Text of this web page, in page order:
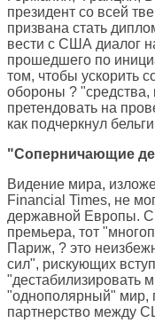
президент со всей
призвана стать
вести с США диалог
прошедшего по
том, чтобы ускорить
обороны ? "средства,
претендовать на
как подчеркнул
"Соперничающие
Видение мира,
Financial Times, не
державной Европы. С
премьера, тот
Париж, ? это
сил", рискующих
"дестабилизировать
"однополярный" мир,
партнерство между